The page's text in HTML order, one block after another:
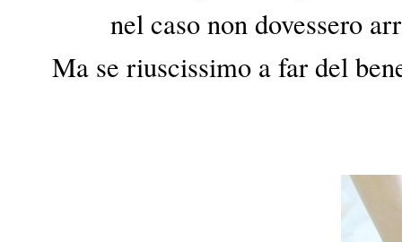
nel caso non dovessero
Ma se riuscissimo a far del